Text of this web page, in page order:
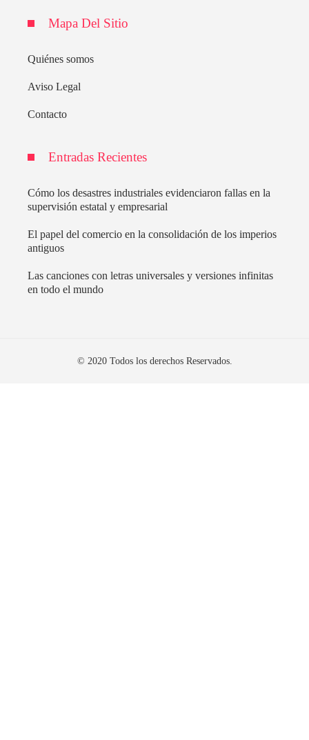
Mapa Del Sitio
Quiénes somos
Aviso Legal
Contacto
Entradas Recientes
Cómo los desastres industriales evidenciaron fallas en la
supervisión estatal y empresarial
El papel del comercio en la consolidación de los imperios
antiguos
Las canciones con letras universales y versiones infinitas
en todo el mundo
© 2020 Todos los derechos Reservados.